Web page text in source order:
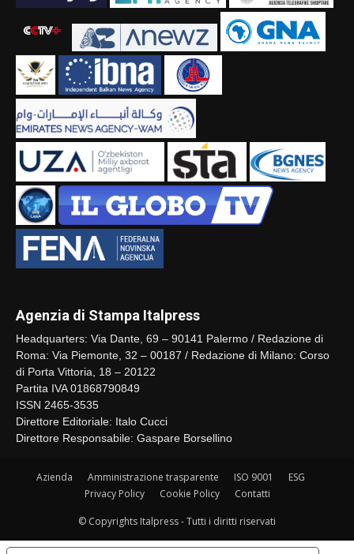
Agenzia di Stampa Italpress
Headquarters: Via Dante, 69 – 90141 Palermo / Redazione di
Roma: Via Piemonte, 32 – 00187 / Redazione di Milano: Corso
di Porta Vittoria, 18 – 20122
Partita IVA 01868790849
ISSN 2465-3535
Direttore Editoriale: Italo Cucci
Direttore Responsabile: Gaspare Borsellino
Azienda Amministrazione trasparente ISO 9001
ESG
Privacy Policy
Cookie Policy Contatti
© Copyrights Italpress - Tutti i diritti riservati